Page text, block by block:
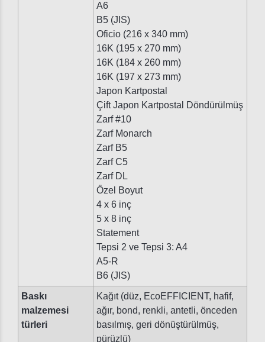
A6
B5 (JIS)
Oficio (216 x 340 mm)
16K (195 x 270 mm)
16K (184 x 260 mm)
16K (197 x 273 mm)
Japon Kartpostal
Çift Japon Kartpostal Döndürülmüş
Zarf #10
Zarf Monarch
Zarf B5
Zarf C5
Zarf DL
Özel Boyut
4 x 6 inç
5 x 8 inç
Statement
Tepsi 2 ve Tepsi 3: A4
A5-R
B6 (JIS)
Baskı
malzemesi
türleri
Kağıt (düz, EcoEFFICIENT, hafif,
ağır, bond, renkli, antetli, önceden
basılmış, geri dönüştürülmüş,
pürüzlü)